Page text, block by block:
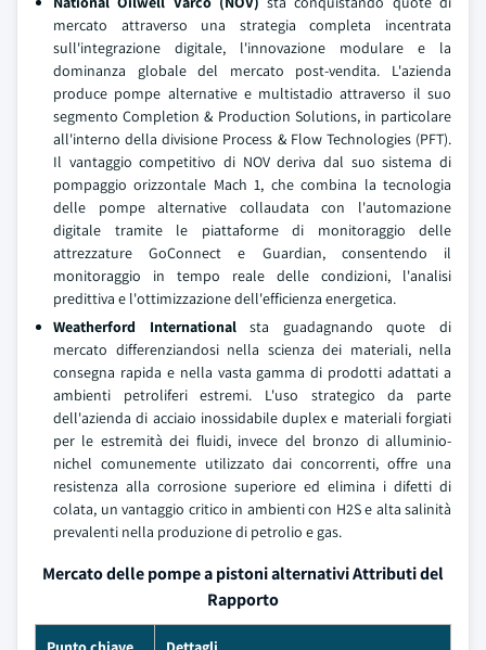
mercato attraverso una strategia completa incentrata
sull'integrazione digitale, l'innovazione modulare e la
dominanza globale del mercato post-vendita. L'azienda
produce pompe alternative e multistadio attraverso il suo
segmento Completion & Production Solutions, in particolare
all'interno della divisione Process & Flow Technologies (PFT).
Il vantaggio competitivo di NOV deriva dal suo sistema di
pompaggio orizzontale Mach 1, che combina la tecnologia
delle pompe alternative collaudata con l'automazione
digitale tramite le piattaforme di monitoraggio delle
attrezzature GoConnect e Guardian, consentendo il
monitoraggio in tempo reale delle condizioni, l'analisi
predittiva e l'ottimizzazione dell'efficienza energetica.
Weatherford Internationalsta guadagnando quote di
mercato differenziandosi nella scienza dei materiali, nella
consegna rapida e nella vasta gamma di prodotti adattati a
ambienti petroliferi estremi. L'uso strategico da parte
dell'azienda di acciaio inossidabile duplex e materiali forgiati
per le estremità dei fluidi, invece del bronzo di alluminio-
nichel comunemente utilizzato dai concorrenti, offre una
resistenza alla corrosione superiore ed elimina i difetti di
colata, un vantaggio critico in ambienti con H2S e alta salinità
prevalenti nella produzione di petrolio e gas.
Mercato delle pompe a pistoni alternativi Attributi del
Rapporto